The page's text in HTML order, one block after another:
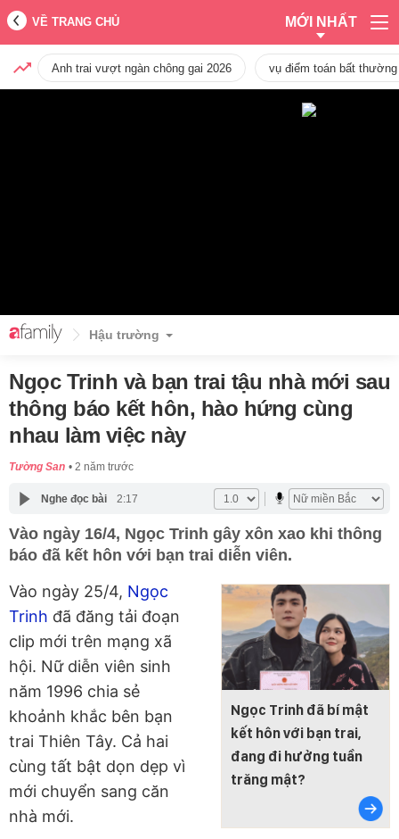
VỀ TRANG CHỦ MỚI NHẤT
Anh trai vượt ngàn chông gai 2026 vụ điểm toán bất
Hậu trường
Ngọc Trinh và bạn trai tậu nhà mới sau
thông báo kết hôn, hào hứng cùng
nhau làm việc này
Tường San 2 năm trước
Nghe đọc bài 2:17
Vào ngày 16/4, Ngọc Trinh gây xôn xao khi thông
báo đã kết hôn với bạn trai diễn viên.
Ngọc Trinh đã bí mật
kết hôn với bạn trai,
đang đi hưởng tuần
trăng mật?
Vào ngày 25/4, Ngọc
Trinh đã đăng tải đoạn
clip mới trên mạng xã
hội. Nữ diễn viên sinh
năm 1996 chia sẻ
khoảnh khắc bên bạn
trai Thiên Tây. Cả hai
cùng tất bật dọn dẹp vì
mới chuyển sang căn
nhà mới.